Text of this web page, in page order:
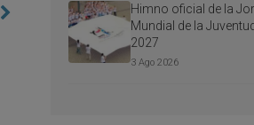
Himno oficial de la
Mundial de la
2027
3 Ago 2026